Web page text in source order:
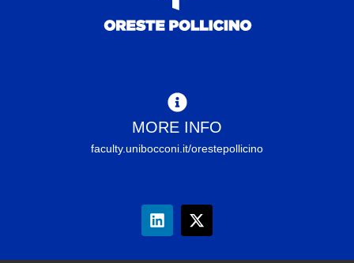
MORE INFO
faculty.unibocconi.it/orestepollicino